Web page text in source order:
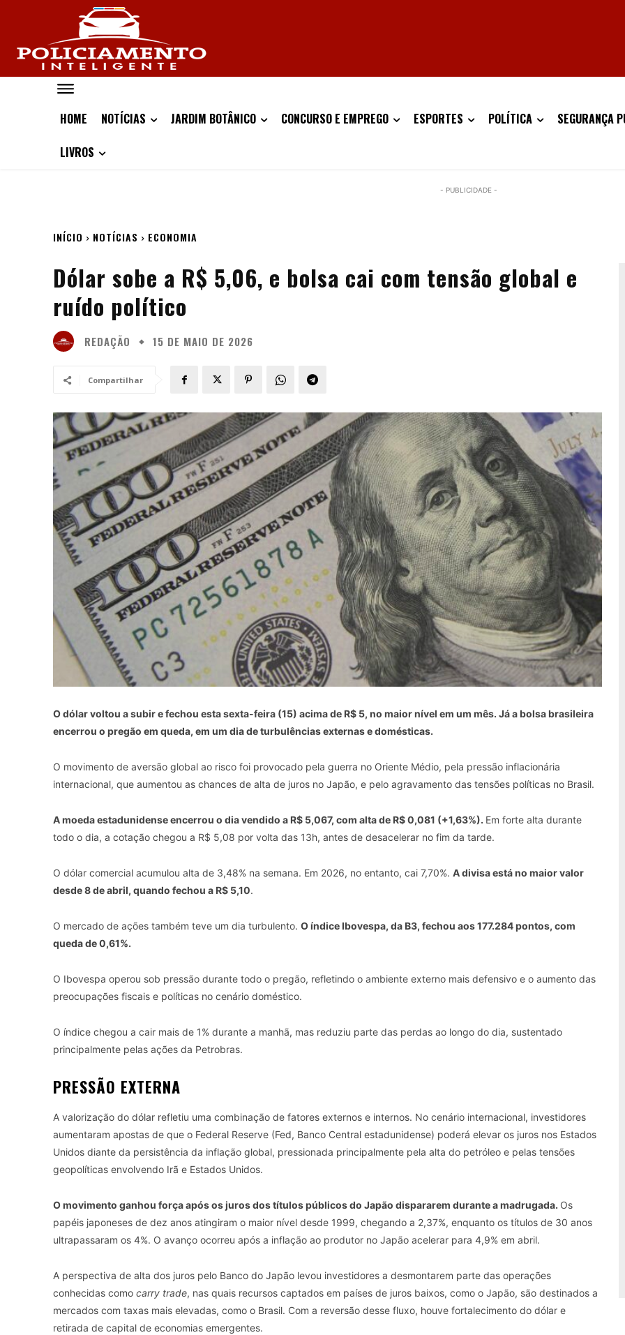
HOME NOTÍCIAS JARDIM BOTÂNICO CONCURSO E EMPREGO ESPORTES POLÍTICA SEGURANÇA
LIVROS
- PUBLICIDADE -
INÍCIO NOTÍCIAS ECONOMIA
Dólar sobe a R$ 5,06, e bolsa cai com tensão global e
ruído político
REDAÇÃO 15 DE MAIO DE 2026
Compartilhar
O dólar voltou a subir e fechou esta sexta-feira (15) acima de R$ 5, no maior nível em um mês. Já a bolsa brasileira
encerrou o pregão em queda, em um dia de turbulências externas e domésticas.
O movimento de aversão global ao risco foi provocado pela guerra no Oriente Médio, pela pressão inflacionária
internacional, que aumentou as chances de alta de juros no Japão, e pelo agravamento das tensões políticas no Brasil.
A moeda estadunidense encerrou o dia vendido a R$ 5,067, com alta de R$ 0,081 (+1,63%). Em forte alta durante
todo o dia, a cotação chegou a R$ 5,08 por volta das 13h, antes de desacelerar no fim da tarde.
O dólar comercial acumulou alta de 3,48% na semana. Em 2026, no entanto, cai 7,70%. A divisa está no maior valor
desde 8 de abril, quando fechou a R$ 5,10.
O mercado de ações também teve um dia turbulento. O índice Ibovespa, da B3, fechou aos 177.284 pontos, com
queda de 0,61%.
O Ibovespa operou sob pressão durante todo o pregão, refletindo o ambiente externo mais defensivo e o aumento das
preocupações fiscais e políticas no cenário doméstico.
O índice chegou a cair mais de 1% durante a manhã, mas reduziu parte das perdas ao longo do dia, sustentado
principalmente pelas ações da Petrobras.
PRESSÃO EXTERNA
A valorização do dólar refletiu uma combinação de fatores externos e internos. No cenário internacional, investidores
aumentaram apostas de que o Federal Reserve (Fed, Banco Central estadunidense) poderá elevar os juros nos Estados
Unidos diante da persistência da inflação global, pressionada principalmente pela alta do petróleo e pelas tensões
geopolíticas envolvendo Irã e Estados Unidos.
O movimento ganhou força após os juros dos títulos públicos do Japão dispararem durante a madrugada. Os
papéis japoneses de dez anos atingiram o maior nível desde 1999, chegando a 2,37%, enquanto os títulos de 30 anos
ultrapassaram os 4%. O avanço ocorreu após a inflação ao produtor no Japão acelerar para 4,9% em abril.
A perspectiva de alta dos juros pelo Banco do Japão levou investidores a desmontarem parte das operações
conhecidas como carry trade, nas quais recursos captados em países de juros baixos, como o Japão, são destinados a
mercados com taxas mais elevadas, como o Brasil. Com a reversão desse fluxo, houve fortalecimento do dólar e
retirada de capital de economias emergentes.